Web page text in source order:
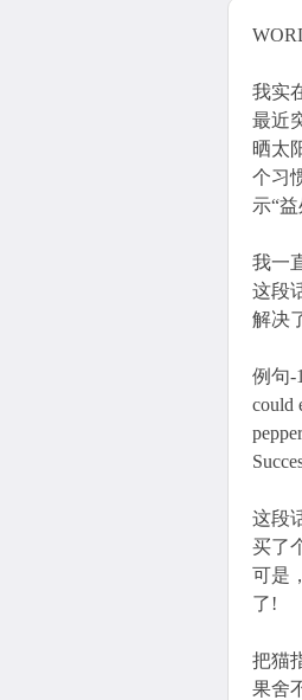
我实
最近
晒太
个习
示“
我一
这段
解决
例句-
could
这段
买了
可是
了!
把猫
果舍